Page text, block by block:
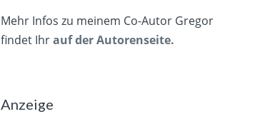
Mehr Infos zu meinem Co-Autor Gregor
findet Ihrauf der Autorenseite.
Anzeige